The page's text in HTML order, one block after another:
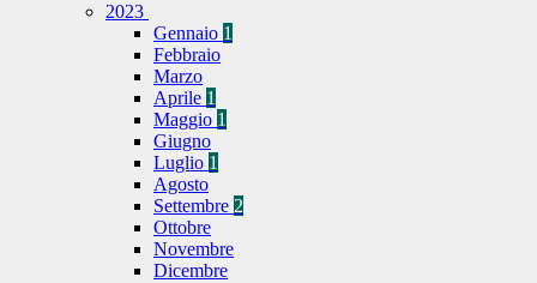
2023
Gennaio 1
Febbraio
Marzo
Aprile 1
Maggio 1
Giugno
Luglio 1
Agosto
Settembre 2
Ottobre
Novembre
Dicembre